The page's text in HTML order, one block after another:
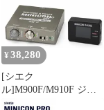
iPhone17ProMax
iPhoneAir iPhone16
iPhone16e 対応
¥ 38,280
[シエク
ル]M900F/M910F ジャ
スティ_1KR-